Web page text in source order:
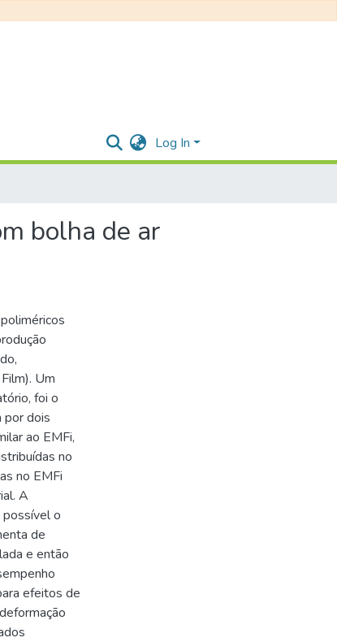
Log In
bolha de ar
Um
foi o
por dois
ao EMFi,
no
no EMFi
A
o
de
e então
efeitos de